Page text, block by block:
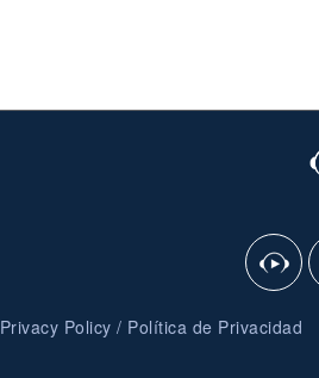
Privacy Policy / Política de Privacidad